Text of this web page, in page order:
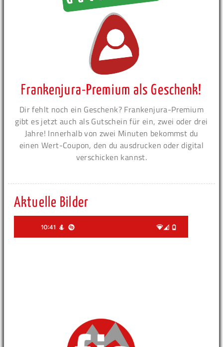
Frankenjura-Premium als Geschenk!
Dir fehlt noch ein Geschenk? Frankenjura-Premium
gibt es jetzt auch als Gutschein für ein, zwei oder drei
Jahre! Innerhalb von zwei Minuten bekommst du
einen Wert-Coupon, den du ausdrucken oder digital
verschicken kannst.
Aktuelle Bilder